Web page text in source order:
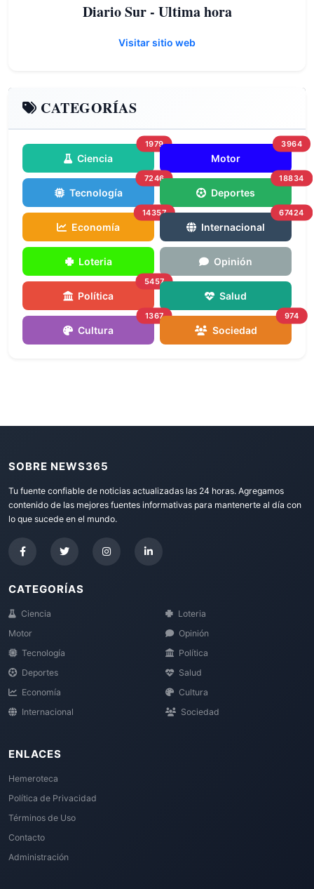
Diario Sur - Ultima hora
Visitar sitio web
CATEGORÍAS
Ciencia
1979
Motor
3964
Tecnología
7246
Deportes
18834
Economía
14357
Internacional
67424
Loteria Opinión
Política
5457
Salud
Cultura
1367
Sociedad
974
SOBRE NEWS365
Tu fuente confiable de noticias actualizadas las 24 horas. Agregamos
contenido de las mejores fuentes informativas para mantenerte al día con
lo que sucede en el mundo.
CATEGORÍAS
Ciencia
Motor
Tecnología
Deportes
Economía
Internacional
Loteria
Opinión
Política
Salud
Cultura
Sociedad
ENLACES
Hemeroteca
Política de Privacidad
Términos de Uso
Contacto
Administración